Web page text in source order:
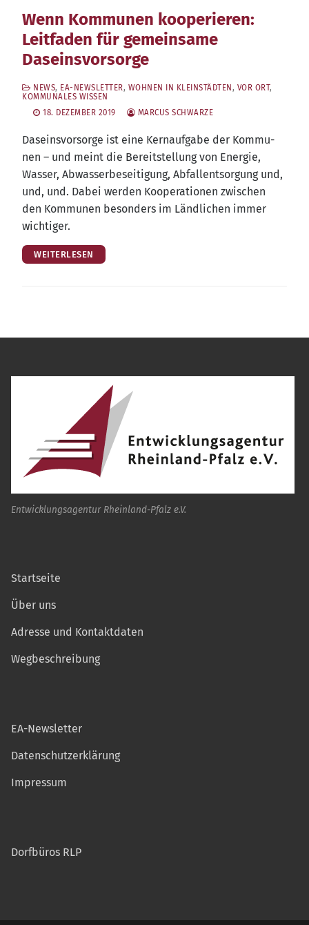
Wenn Kommunen kooperieren:
Leitfaden für gemeinsame
Daseinsvorsorge
NEWS, EA-NEWSLETTER, WOHNEN IN KLEINSTÄDTEN, VOR ORT,
KOMMUNALES WISSEN
18. DEZEMBER 2019
MARCUS SCHWARZE
Daseins­vor­sor­ge ist eine Kern­auf­ga­be der Kom­mu­
nen – und meint die Bereit­stel­lung von Ener­gie,
Was­ser, Abwas­ser­be­sei­ti­gung, Abfall­ent­sor­gung und,
und, und. Dabei wer­den Koope­ra­tio­nen zwi­schen
den Kom­mu­nen beson­ders im Länd­li­chen immer
wichtiger.
WEITERLESEN
Entwicklungsagentur Rheinland-Pfalz e.V.
Startseite
Über uns
Adresse und Kontaktdaten
Wegbeschreibung
EA-Newsletter
Datenschutzerklärung
Impressum
Dorfbüros RLP